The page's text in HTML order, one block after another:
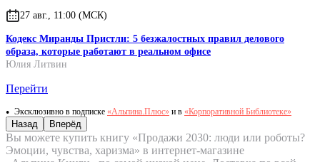
27 авг., 11:00 (МСК)
Кодекс Миранды Пристли: 5 безжалостных правил делового
образа, которые работают в реальном офисе
Юлия Литвин
Перейти
Эксклюзивно в подписке «Альпина.Плюс» и в «Корпоративной Библиотеке»
Назад Вперёд
Вы можете купить книгу «Продажи 2030: люди или роботы?
Эмоции, чувства, харизма» в интернет-магазине